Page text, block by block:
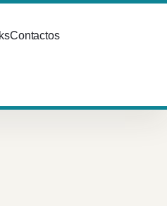
Contactos